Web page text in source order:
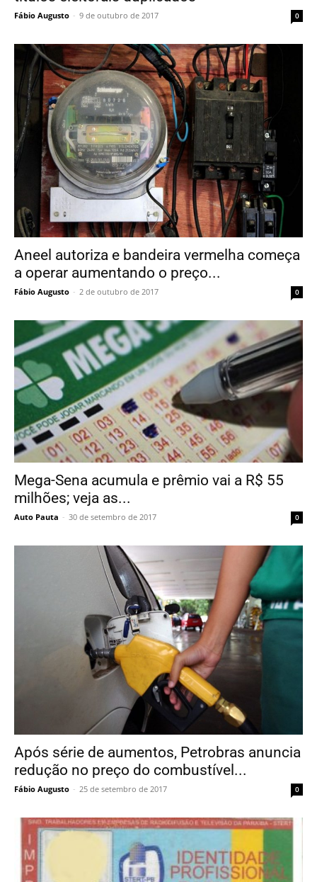
Fábio Augusto - 9 de outubro de 2017 0
Aneel autoriza e bandeira vermelha começa
a operar aumentando o preço...
Fábio Augusto - 2 de outubro de 2017 0
Mega-Sena acumula e prêmio vai a R$ 55
milhões; veja as...
Auto Pauta - 30 de setembro de 2017 0
Após série de aumentos, Petrobras anuncia
redução no preço do combustível...
Fábio Augusto - 25 de setembro de 2017 0